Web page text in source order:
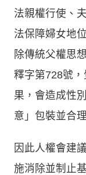
法親權行使、
法保障婦女地
除傳統父權思
釋字第728號
果，會造成性
意」包裝並合
因此人權會建
施消除並制止